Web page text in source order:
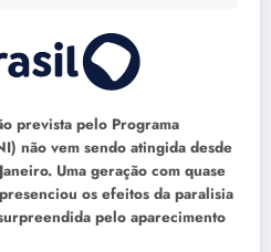
prevista pelo Programa
não vem sendo atingida desde
Uma geração com quase
os efeitos da paralisia
pelo aparecimento